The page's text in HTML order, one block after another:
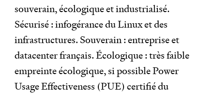
souverain, écologique et industrialisé.
Sécurisé : infogérance du Linux et des
infrastructures. Souverain : entreprise et
datacenter français. Écologique : très faible
empreinte écologique, si possible Power
Usage Effectiveness (PUE) certifié du